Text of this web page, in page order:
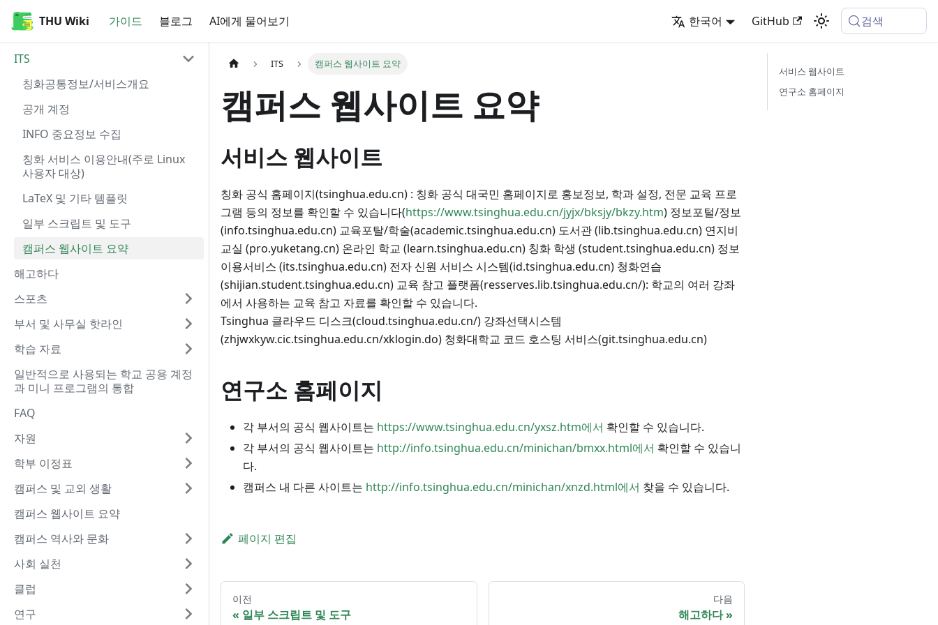
THU Wiki 가이드 블로그 AI에게 물어보기 한국어 GitHub 검색
THU Wiki
ITS
칭화공통정보/서비스개요
공개 계정
INFO 중요정보 수집
칭화 서비스 이용안내(주로 Linux
사용자 대상)
LaTeX 및 기타 템플릿
일부 스크립트 및 도구
캠퍼스 웹사이트 요약
해고하다
스포츠
부서 및 사무실 핫라인
학습 자료
일반적으로 사용되는 학교 공용 계정
과 미니 프로그램의 통합
FAQ
자원
학부 이정표
캠퍼스 및 교외 생활
캠퍼스 웹사이트 요약
캠퍼스 역사와 문화
사회 실천
클럽
연구
ITS 캠퍼스 웹사이트 요약
캠퍼스 웹사이트 요약
서비스 웹사이트
칭화 공식 홈페이지(tsinghua.edu.cn) : 칭화 공식 대국민 홈페이지로 홍보정보, 학과 설정, 전문 교육 프로
그램 등의 정보를 확인할 수 있습니다(https://www.tsinghua.edu.cn/jyjx/bksjy/bkzy.htm) 정보포털/정보
(info.tsinghua.edu.cn) 교육포탈/학술(academic.tsinghua.edu.cn) 도서관 (lib.tsinghua.edu.cn) 연지비
교실 (pro.yuketang.cn) 온라인 학교 (learn.tsinghua.edu.cn) 칭화 학생 (student.tsinghua.edu.cn) 정보
이용서비스 (its.tsinghua.edu.cn) 전자 신원 서비스 시스템(id.tsinghua.edu.cn) 청화연습
(shijian.student.tsinghua.edu.cn) 교육 참고 플랫폼(resserves.lib.tsinghua.edu.cn/): 학교의 여러 강좌
에서 사용하는 교육 참고 자료를 확인할 수 있습니다.
Tsinghua 클라우드 디스크(cloud.tsinghua.edu.cn/) 강좌선택시스템
(zhjwxkyw.cic.tsinghua.edu.cn/xklogin.do) 청화대학교 코드 호스팅 서비스(git.tsinghua.edu.cn)
연구소 홈페이지
각 부서의 공식 웹사이트는 https://www.tsinghua.edu.cn/yxsz.htm에서 확인할 수 있습니다.
각 부서의 공식 웹사이트는 http://info.tsinghua.edu.cn/minichan/bmxx.html에서 확인할 수 있습니
다.
캠퍼스 내 다른 사이트는 http://info.tsinghua.edu.cn/minichan/xnzd.html에서 찾을 수 있습니다.
페이지 편집
이전
일부 스크립트 및 도구
다음
해고하다
서비스 웹사이트
연구소 홈페이지